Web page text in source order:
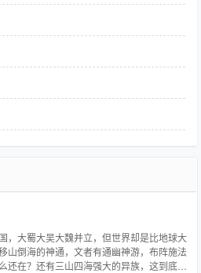
，大蜀大吴大魏并立，但世界却是比地球大
山倒海的神通，文者有通幽神游，布阵施法
还在？还有三山四海强大的异族，这到底是